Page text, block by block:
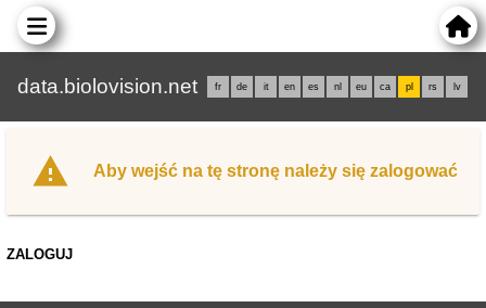
data.biolovision.net fr de it en es nl eu ca pl rs lv
Aby wejść na tę stronę należy się zalogować
ZALOGUJ